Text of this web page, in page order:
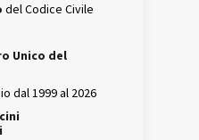
del Codice Civile
Unico del
dal 1999 al 2026